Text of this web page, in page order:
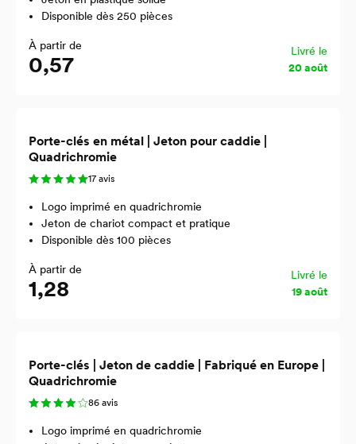
Disponible dès 250 pièces
À partir de
0,57
Livré le
20 août
Porte-clés en métal | Jeton pour caddie |
Quadrichromie
17 avis
Logo imprimé en quadrichromie
Jeton de chariot compact et pratique
Disponible dès 100 pièces
À partir de
1,28
Livré le
19 août
Porte-clés | Jeton de caddie | Fabriqué en Europe |
Quadrichromie
86 avis
Logo imprimé en quadrichromie